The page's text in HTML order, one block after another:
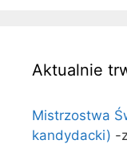
Aktualnie
Mistrzostwa
kandydacki) -